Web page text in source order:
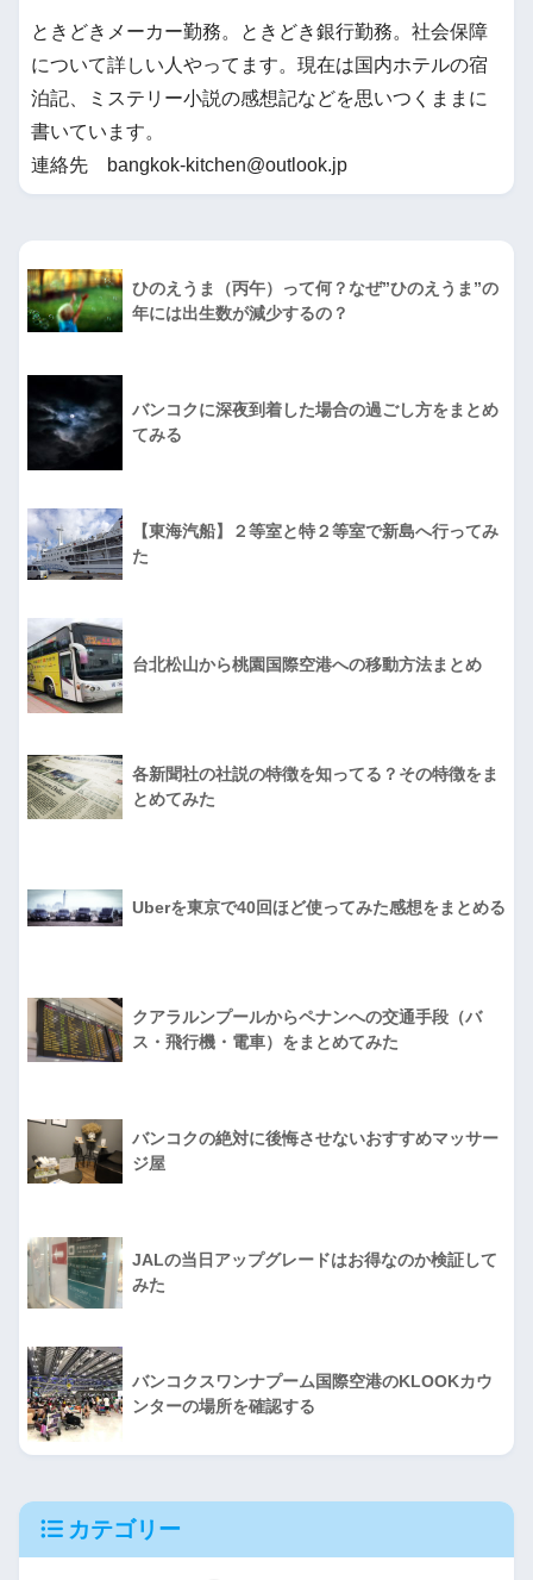
ときどきメーカー勤務。ときどき銀行勤務。社会保障
について詳しい人やってます。現在は国内ホテルの宿
泊記、ミステリー小説の感想記などを思いつくままに
書いています。
連絡先 bangkok-kitchen@outlook.jp
ひのえうま（丙午）って何？なぜ”ひのえうま”の
年には出生数が減少するの？
バンコクに深夜到着した場合の過ごし方をまとめ
てみる
【東海汽船】２等室と特２等室で新島へ行ってみ
た
台北松山から桃園国際空港への移動方法まとめ
各新聞社の社説の特徴を知ってる？その特徴をま
とめてみた
Uberを東京で40回ほど使ってみた感想をまとめる
クアラルンプールからペナンへの交通手段（バ
ス・飛行機・電車）をまとめてみた
バンコクの絶対に後悔させないおすすめマッサー
ジ屋
JALの当日アップグレードはお得なのか検証して
みた
バンコクスワンナプーム国際空港のKLOOKカウ
ンターの場所を確認する
カテゴリー